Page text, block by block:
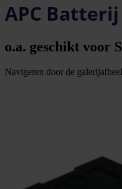
APC Batterij
o.a. geschikt voor
Navigeren door de